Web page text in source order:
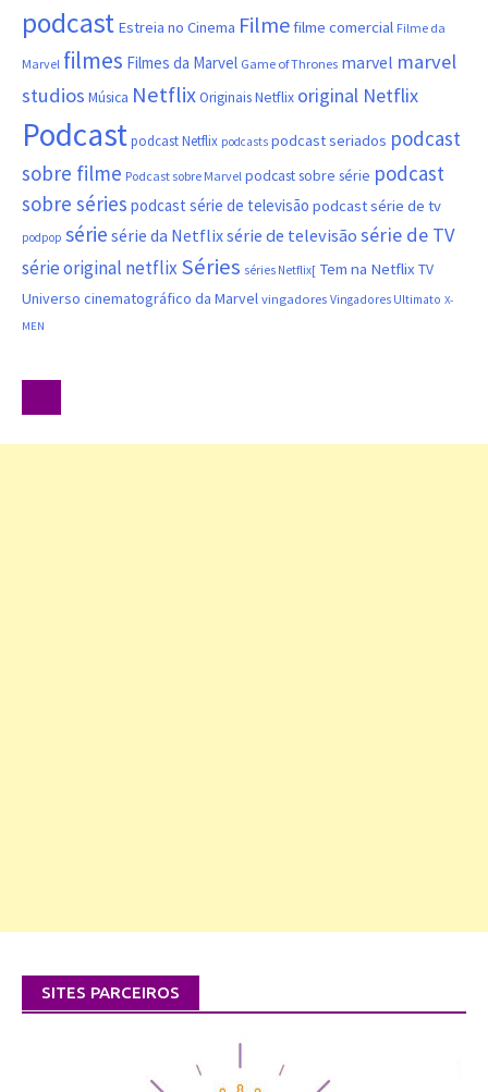
podcast Estreia no Cinema Filmefilme comercial Filme da
Marvel filmes Filmes da Marvel Game of Thrones marvel marvel
studios Música NetflixOriginais Netflix original Netflix
Podcastpodcast Netflix podcasts podcast seriados podcast
sobre filme Podcast sobre Marvel podcast sobre série podcast
sobre séries podcast série de televisão podcast série de tv
podpop série série da Netflixsérie de televisão série de TV
série original netflix Séries séries Netflix[ Tem na Netflix TV
Universo cinematográfico da Marvel vingadores Vingadores Ultimato X-
MEN
SITES PARCEIROS